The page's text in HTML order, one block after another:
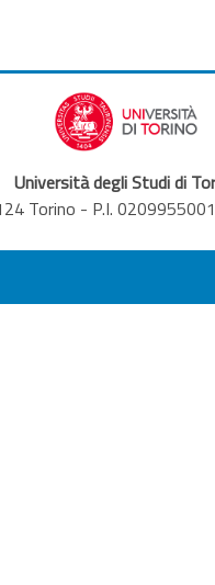
Università degli Studi di
Torino - P.I.